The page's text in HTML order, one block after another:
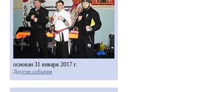
основан 31 января 2017 г.
Другие события